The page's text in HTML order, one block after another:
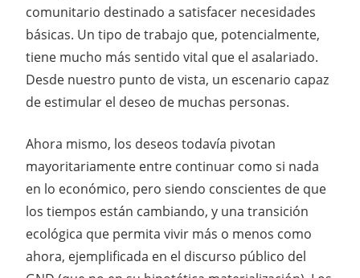
comunitario destinado a satisfacer necesidades
básicas. Un tipo de trabajo que, potencialmente,
tiene mucho más sentido vital que el asalariado.
Desde nuestro punto de vista, un escenario capaz
de estimular el deseo de muchas personas.
Ahora mismo, los deseos todavía pivotan
mayoritariamente entre continuar como si nada
en lo económico, pero siendo conscientes de que
los tiempos están cambiando, y una transición
ecológica que permita vivir más o menos como
ahora, ejemplificada en el discurso público del